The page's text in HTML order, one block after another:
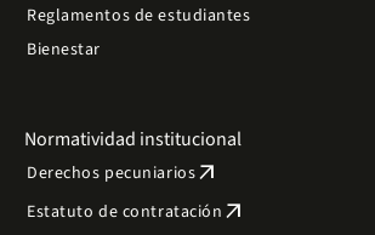
Reglamentos de estudiantes
Bienestar
Normatividad institucional
Derechos pecuniariosarrow_outward
Estatuto de contratación arrow_outward